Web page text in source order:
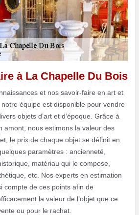
à La Chapelle Du Bois
et nos savoir-faire en art et
équipe est disponible pour vendre
objets d’art et d’époque. Grâce à
amont, nous estimons la valeur des
le prix de chaque objet se définit en
paramètres : ancienneté,
matériau qui le compose,
etc. Nos experts en estimation
compte de ces points afin de
la valeur de l’objet que ce
ou pour le rachat.